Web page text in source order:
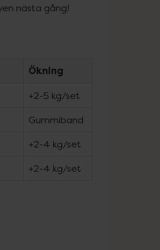
nästa gång!
Ökning
+2-5 kg/set
Gummiband
+2-4 kg/set
+2-4 kg/set